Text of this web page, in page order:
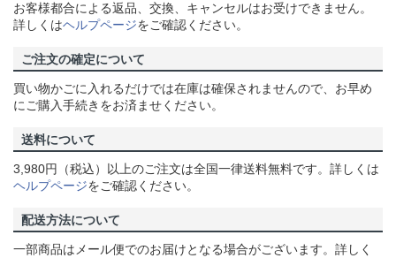
お客様都合による返品、交換、キャンセルはお受けできません。
詳しくはヘルプページをご確認ください。
ご注文の確定について
買い物かごに入れるだけでは在庫は確保されませんので、お早め
にご購入手続きをお済ませください。
送料について
3,980円（税込）以上のご注文は全国一律送料無料です。詳しくは
ヘルプページをご確認ください。
配送方法について
一部商品はメール便でのお届けとなる場合がございます。詳しく